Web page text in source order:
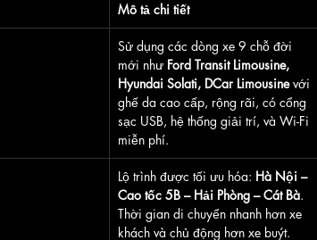
Mô tả chi tiết
Sử dụng các dòng xe 9 chỗ đời
mới như Ford Transit Limousine,
Hyundai Solati, DCar Limousine với
ghế da cao cấp, rộng rãi, có cổng
sạc USB, hệ thống giải trí, và Wi-Fi
miễn phí.
Lộ trình được tối ưu hóa: Hà Nội –
Cao tốc 5B – Hải Phòng – Cát Bà.
Thời gian di chuyển nhanh hơn xe
khách và chủ động hơn xe buýt.